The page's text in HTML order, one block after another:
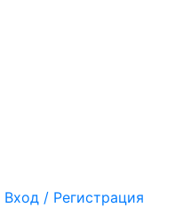
Вход / Регистрация